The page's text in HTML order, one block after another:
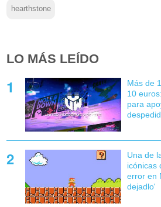
hearthstone
LO MÁS LEÍDO
Más de
10
para
Una de
icónicas
error en
dejadlo'